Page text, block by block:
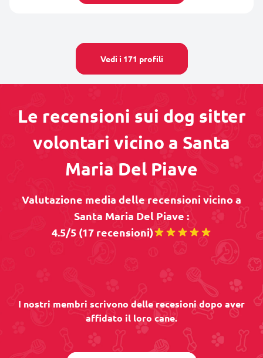
Vedi i 171 profili
Le recensioni sui dog sitter
volontari vicino a Santa
Maria Del Piave
Valutazione media delle recensioni vicino a
Santa Maria Del Piave :
4.5/5 (17 recensioni)
I nostri membri scrivono delle recesioni dopo aver
affidato il loro cane.